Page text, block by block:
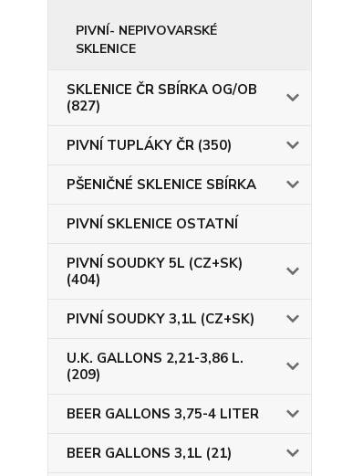
PIVNÍ- NEPIVOVARSKÉ
SKLENICE
SKLENICE ČR SBÍRKA OG/OB
(827)
PIVNÍ TUPLÁKY ČR (350)
PŠENIČNÉ SKLENICE SBÍRKA
PIVNÍ SKLENICE OSTATNÍ
PIVNÍ SOUDKY 5L (CZ+SK)
(404)
PIVNÍ SOUDKY 3,1L (CZ+SK)
U.K. GALLONS 2,21-3,86 L.
(209)
BEER GALLONS 3,75-4 LITER
BEER GALLONS 3,1L (21)